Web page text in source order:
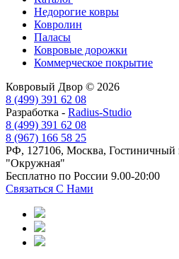
Недорогие ковры
Ковролин
Паласы
Ковровые дорожки
Коммерческое покрытие
Ковровый Двор © 2026
8 (499) 391 62 08
Разработка - Radius-Studio
8 (499) 391 62 08
8 (967) 166 58 25
РФ, 127106, Москва, Гостиничный
"Окружная"
Бесплатно по России 9.00-20:00
Связаться С Нами